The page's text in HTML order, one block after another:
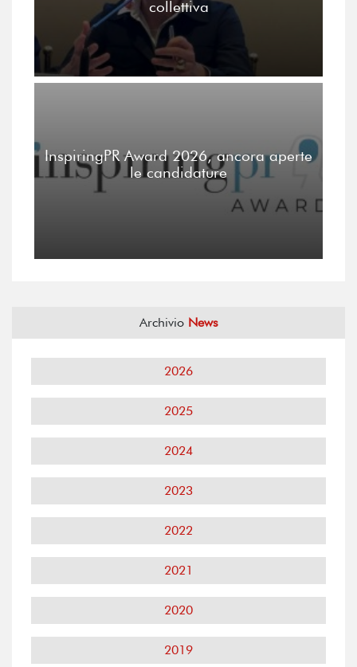
collettiva
InspiringPR Award 2026, ancora aperte
le candidature
Archivio News
2026
2025
2024
2023
2022
2021
2020
2019